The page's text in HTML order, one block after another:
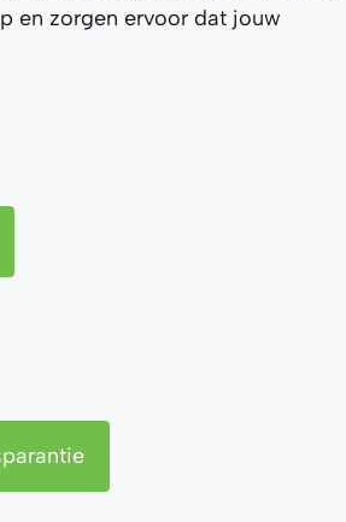
en zorgen ervoor dat jouw